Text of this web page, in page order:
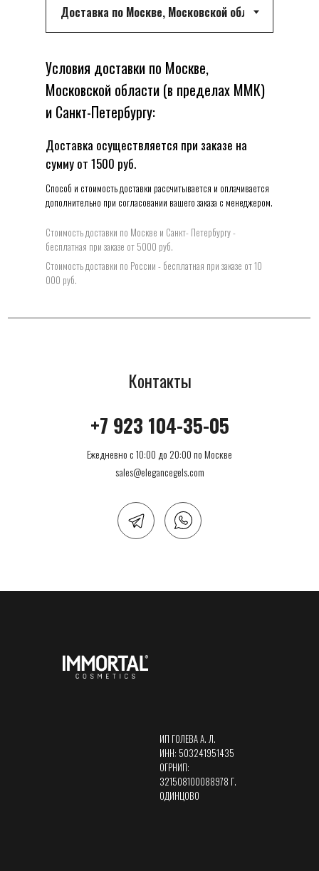
Условия доставки по Москве,
Московской области (в пределах ММК)
и Санкт-Петербургу:
Стоимость доставки по Москве и Санкт- Петербургу -
бесплатная при заказе от 5000 руб.
Стоимость доставки по Росcии - бесплатная при заказе от 10
000 руб.
Способ и стоимость доставки рассчитывается и оплачивается
дополнительно при согласовании вашего заказа с менеджером.
Доставка осуществляется при заказе на
сумму от 1500 руб.
+7 923 104-35-05
sales@elegancegels.com
Ежедневно с 10:00 до 20:00 по Москве
Контакты
ИП ГОЛЕВА А. Л.
ИНН: 503241951435
ОГРНИП:
321508100088978 Г.
ОДИНЦОВО